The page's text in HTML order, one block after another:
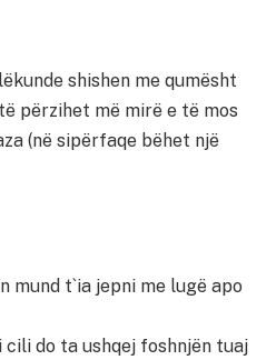
shishen me qumësht
përzihet më mirë e të mos
(në sipërfaqe bëhet një
mund t`ia jepni me lugë apo
cili do ta ushqej foshnjën tuaj